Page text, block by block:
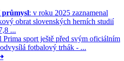
průmysl: v roku 2025 zaznamenal
obrat slovenských herních studií
...
Prima sport ještě před svým oficiálním
fotbalový trhák - ...